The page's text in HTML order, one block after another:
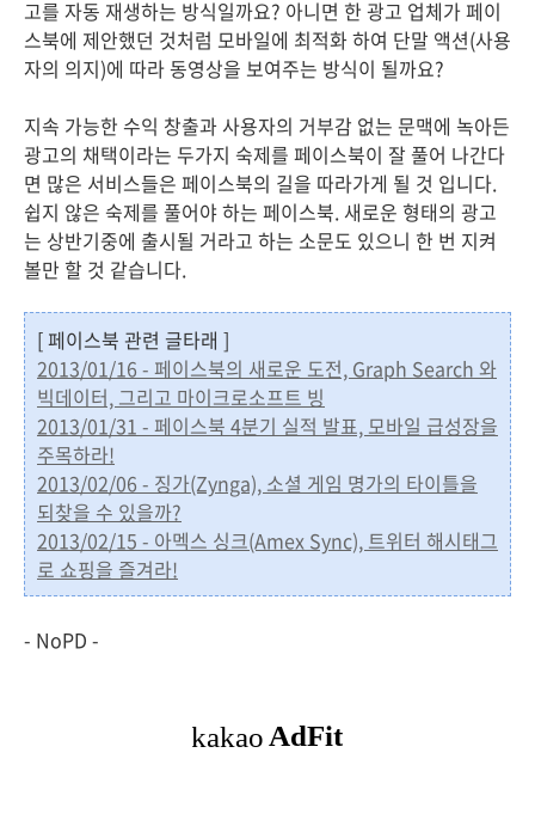
고를 자동 재생하는 방식일까요? 아니면 한 광고 업체가 페이
스북에 제안했던 것처럼 모바일에 최적화 하여 단말 액션(사용
자의 의지)에 따라 동영상을 보여주는 방식이 될까요?
지속 가능한 수익 창출과 사용자의 거부감 없는 문맥에 녹아든
광고의 채택이라는 두가지 숙제를 페이스북이 잘 풀어 나간다
면 많은 서비스들은 페이스북의 길을 따라가게 될 것 입니다.
쉽지 않은 숙제를 풀어야 하는 페이스북. 새로운 형태의 광고
는 상반기중에 출시될 거라고 하는 소문도 있으니 한 번 지켜
볼만 할 것 같습니다.
[ 페이스북 관련 글타래 ]
2013/01/16 - 페이스북의 새로운 도전, Graph Search 와
빅데이터, 그리고 마이크로소프트 빙
2013/01/31 - 페이스북 4분기 실적 발표, 모바일 급성장을
주목하라!
2013/02/06 - 징가(Zynga), 소셜 게임 명가의 타이틀을
되찾을 수 있을까?
2013/02/15 - 아멕스 싱크(Amex Sync), 트위터 해시태그
로 쇼핑을 즐겨라!
- NoPD -